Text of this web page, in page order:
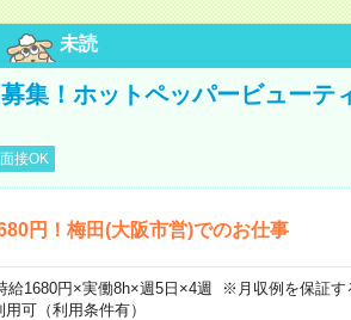
未読
集！ホットペッパービューテ
接OK
円！梅田(大阪市営)でのお仕事
1680円×実働8h×週5日×4週 ※月収例を保証す
可（利用条件有）